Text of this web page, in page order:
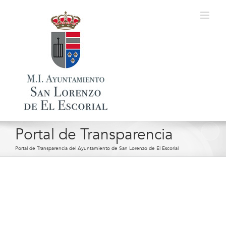
Portal de Transparencia
Portal de Transparencia del Ayuntamiento de San Lorenzo de El Escorial